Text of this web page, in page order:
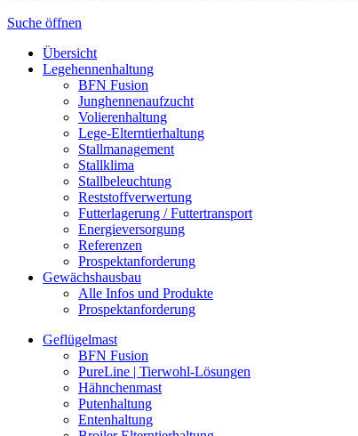
Suche öffnen
Übersicht
Legehennenhaltung
BFN Fusion
Junghennenaufzucht
Volierenhaltung
Lege-Elterntierhaltung
Stallmanagement
Stallklima
Stallbeleuchtung
Reststoffverwertung
Futterlagerung / Futtertransport
Energieversorgung
Referenzen
Prospektanforderung
Gewächshausbau
Alle Infos und Produkte
Prospektanforderung
Geflügelmast
BFN Fusion
PureLine | Tierwohl-Lösungen
Hähnchenmast
Putenhaltung
Entenhaltung